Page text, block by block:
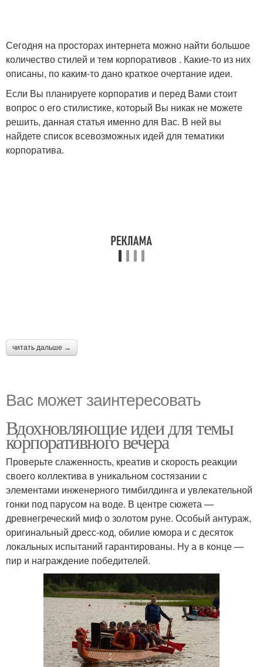
Сегодня на просторах интернета можно найти большое
количество стилей и тем корпоративов . Какие-то из них
описаны, по каким-то дано краткое очертание идеи.
Если Вы планируете корпоратив и перед Вами стоит
вопрос о его стилистике, который Вы никак не можете
решить, данная статья именно для Вас. В ней вы
найдете список всевозможных идей для тематики
корпоратива.
читать дальше →
Вас может заинтересовать
Вдохновляющие идеи для темы
корпоративного вечера
Проверьте слаженность, креатив и скорость реакции
своего коллектива в уникальном состязании с
элементами инженерного тимбилдинга и увлекательной
гонки под парусом на воде. В центре сюжета —
древнегреческий миф о золотом руне. Особый антураж,
оригинальный дресс-код, обилие юмора и с десяток
локальных испытаний гарантированы. Ну а в конце —
пир и награждение победителей.